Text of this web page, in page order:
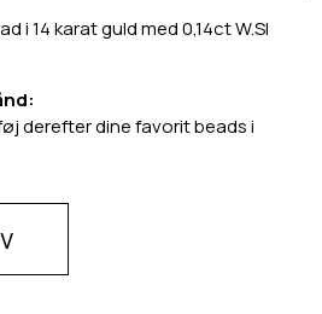
i 14 karat guld med 0,14ct W.SI
derefter dine favorit beads i